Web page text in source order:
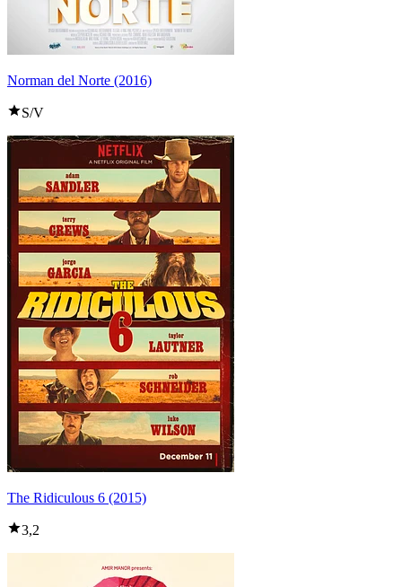
Norman del Norte (2016)
S/V
The Ridiculous 6 (2015)
3,2